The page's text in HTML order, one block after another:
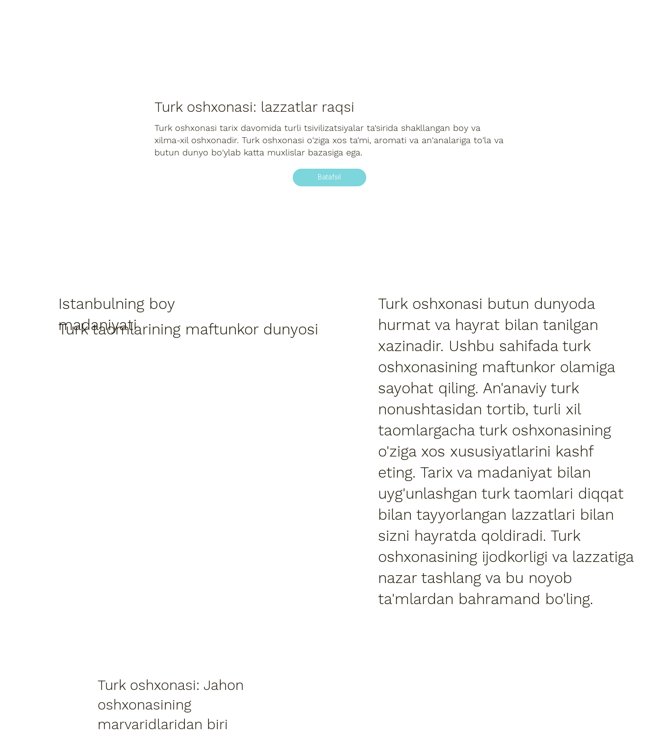
Turk oshxonasi: lazzatlar raqsi
Turk oshxonasi tarix davomida turli tsivilizatsiyalar ta'sirida shakllangan boy va
xilma-xil oshxonadir. Turk oshxonasi o'ziga xos ta'mi, aromati va an'analariga to'la va
butun dunyo bo'ylab katta muxlislar bazasiga ega.
Batafsil
Istanbulning boy
madaniyati
Turk taomlarining maftunkor dunyosi
Turk oshxonasi: Jahon
oshxonasining
marvaridlaridan biri
Turk oshxonasi butun dunyoda
hurmat va hayrat bilan tanilgan
xazinadir. Ushbu sahifada turk
oshxonasining maftunkor olamiga
sayohat qiling. An'anaviy turk
nonushtasidan tortib, turli xil
taomlargacha turk oshxonasining
o'ziga xos xususiyatlarini kashf
eting. Tarix va madaniyat bilan
uyg'unlashgan turk taomlari diqqat
bilan tayyorlangan lazzatlari bilan
sizni hayratda qoldiradi. Turk
oshxonasining ijodkorligi va lazzatiga
nazar tashlang va bu noyob
ta'mlardan bahramand bo'ling.